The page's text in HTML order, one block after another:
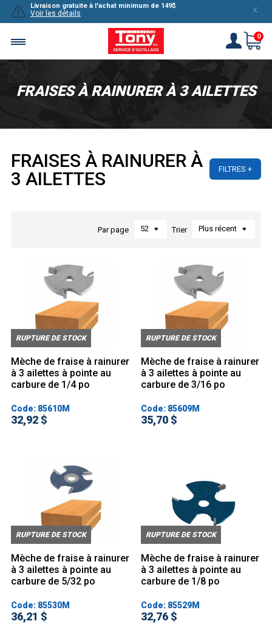
Livraison gratuite à l'achat minimum de 149$
Voir les détails X
0
FRAISES À RAINURER À 3 AILETTES
FRAISES À RAINURER À
3 AILETTES
FILTRES
Par page 52 Trier Plus récent
RUPTURE DE STOCK
Mèche de fraise à rainurer
à 3 ailettes à pointe au
carbure de 1/4 po
Code: 85610M
32,92 $
RUPTURE DE STOCK
Mèche de fraise à rainurer
à 3 ailettes à pointe au
carbure de 3/16 po
Code: 85609M
35,70 $
RUPTURE DE STOCK
Mèche de fraise à rainurer
à 3 ailettes à pointe au
carbure de 5/32 po
Code: 85530M
36,21 $
RUPTURE DE STOCK
Mèche de fraise à rainurer
à 3 ailettes à pointe au
carbure de 1/8 po
Code: 85529M
32,76 $